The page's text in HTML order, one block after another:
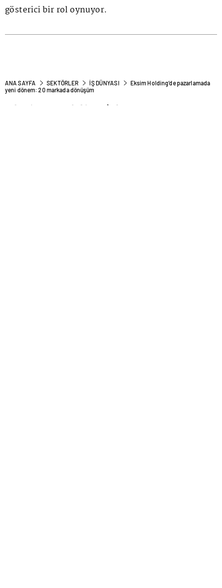
gösterici bir rol oynuyor.
ANA SAYFA SEKTÖRLER İŞ DÜNYASI
Eksim Holding’de pazarlamada
yeni dönem: 20 markada dönüşüm
Eksim Holding’de